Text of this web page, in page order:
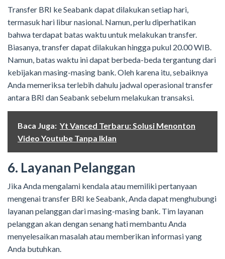
Transfer BRI ke Seabank dapat dilakukan setiap hari,
termasuk hari libur nasional. Namun, perlu diperhatikan
bahwa terdapat batas waktu untuk melakukan transfer.
Biasanya, transfer dapat dilakukan hingga pukul 20.00 WIB.
Namun, batas waktu ini dapat berbeda-beda tergantung dari
kebijakan masing-masing bank. Oleh karena itu, sebaiknya
Anda memeriksa terlebih dahulu jadwal operasional transfer
antara BRI dan Seabank sebelum melakukan transaksi.
Baca Juga: Yt Vanced Terbaru: Solusi Menonton
Video Youtube Tanpa Iklan
6. Layanan Pelanggan
Jika Anda mengalami kendala atau memiliki pertanyaan
mengenai transfer BRI ke Seabank, Anda dapat menghubungi
layanan pelanggan dari masing-masing bank. Tim layanan
pelanggan akan dengan senang hati membantu Anda
menyelesaikan masalah atau memberikan informasi yang
Anda butuhkan.